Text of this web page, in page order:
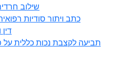
שילוב
כתב ויתור סודיות רפואית
דין
תביעה לקצבת נכות כללית על